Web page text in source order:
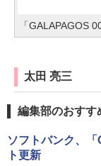
「GALAPAGOS
太田 亮三
編集部のおすす
ソフトバンク、
ト更新